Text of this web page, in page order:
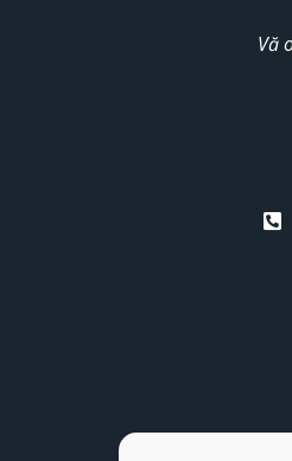
Vă